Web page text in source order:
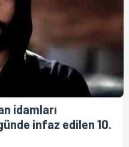
idamları
infaz edilen 10.